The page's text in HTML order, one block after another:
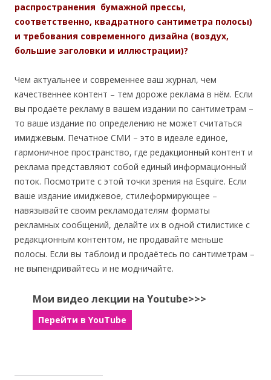
распространения бумажной прессы,
соответственно, квадратного сантиметра полосы)
и требования современного дизайна (воздух,
большие заголовки и иллюстрации)?
Чем актуальнее и современнее ваш журнал, чем
качественнее контент – тем дороже реклама в нём. Если
вы продаёте рекламу в вашем издании по сантиметрам –
то ваше издание по определению не может считаться
имиджевым. Печатное СМИ – это в идеале единое,
гармоничное пространство, где редакционный контент и
реклама представляют собой единый информационный
поток. Посмотрите с этой точки зрения на Esquire. Если
ваше издание имиджевое, стилеформирующее –
навязывайте своим рекламодателям форматы
рекламных сообщений, делайте их в одной стилистике с
редакционным контентом, не продавайте меньше
полосы. Если вы таблоид и продаётесь по сантиметрам –
не выпендривайтесь и не модничайте.
Мои видео лекции на Youtube>>>
Перейти в YouTube